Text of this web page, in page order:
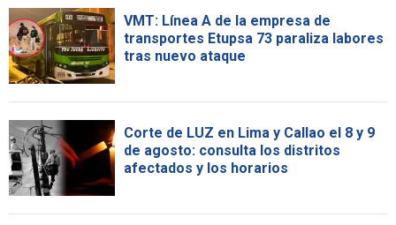
VMT: Línea A de la empresa de
transportes Etupsa 73 paraliza labores
tras nuevo ataque
Corte de LUZ en Lima y Callao el 8 y 9
de agosto: consulta los distritos
afectados y los horarios